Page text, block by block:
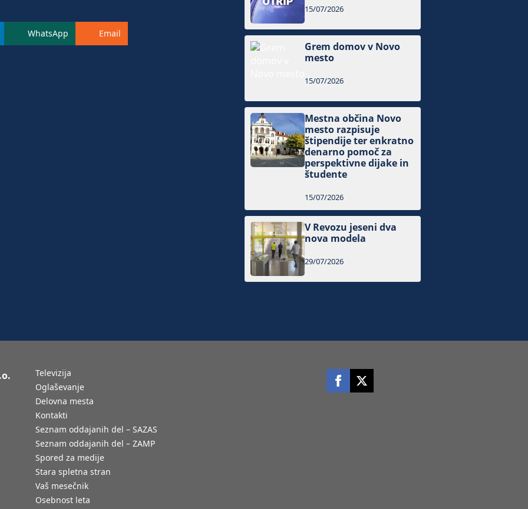
WhatsApp Email
15/07/2026
Grem domov v Novo
mesto
15/07/2026
Mestna občina Novo
mesto razpisuje
štipendije ter enkratno
denarno pomoč za
perspektivne dijake in
študente
15/07/2026
V Revozu jeseni dva
nova modela
29/07/2026
Televizija
Oglaševanje
Delovna mesta
Kontakti
Seznam oddajanih del – SAZAS
Seznam oddajanih del – ZAMP
Spored za medije
Stara spletna stran
Vaš mesečnik
Osebnost leta